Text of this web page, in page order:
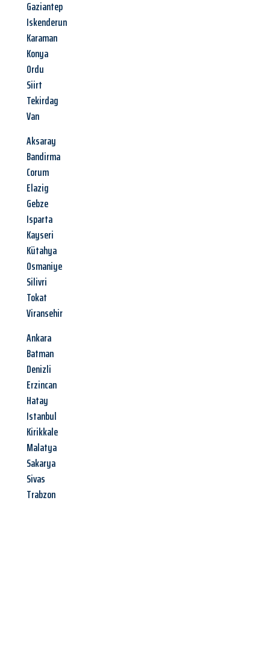
Gaziantep
Iskenderun
Karaman
Konya
Ordu
Siirt
Tekirdag
Van
Aksaray
Bandirma
Corum
Elazig
Gebze
Isparta
Kayseri
Kütahya
Osmaniye
Silivri
Tokat
Viransehir
Ankara
Batman
Denizli
Erzincan
Hatay
Istanbul
Kirikkale
Malatya
Sakarya
Sivas
Trabzon